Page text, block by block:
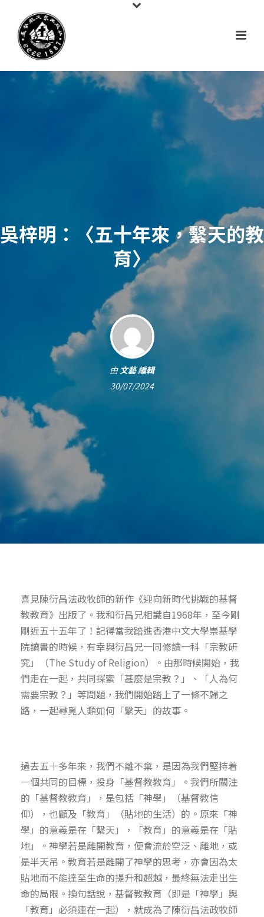
吳梓明：〈五十年來，繫天的教
育〉
由 文藝 編輯
30/07/2024
喜見陳衍昌法政牧師的新作《迎向新時代挑戰的基督
教教育》出版了。我和衍昌兄相識自1968年，至今剛
剛近五十五年了！記得當我踏進香港中文大學崇基學
院讀書的時候，有幸與衍昌兄一同修讀一科「宗教研
究」（The Study of Religion）。由那時候開始，我
們走在一起，共同探索「甚麼是宗教？」、「人為何
需要宗教？」等問題，我們開始踏上了一條不歸之
路，一起尋覓人類如何「繫天」的故事。
過去五十多年來，我們不離不棄，是因為我們堅持着
一個共同的目標，投身「基督教教育」。我們所關注
的「基督教教育」，是包括「神學」（基督教信
仰），也顧及「教育」（貼地的生活）的。原來「神
學」的意義是在「繫天」，「教育」的意義是在「貼
地」。神學若是離開教育，便會流於空泛、離地，或
是半天吊。教育若是離開了神學的思考，亦會因為太
貼地而不能達至生命的提升和超越，最終無法走出生
命的局限。換句話說，基督教教育（即是「神學」與
「教育」必須連在一起），就成為了陳衍昌法政牧師